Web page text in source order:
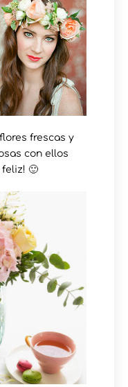
frescas y
con ellos
🙂